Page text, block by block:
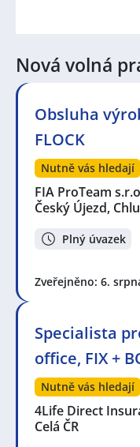
Nová volná
Obsluha
FLOCK
Nutně vás hledají
FIA ProTeam
Český Újezd,
Plný úvazek
Zveřejněno: 6.
Specialista
office, FIX +
Nutně vás hledají
4Life Direct
Celá ČR